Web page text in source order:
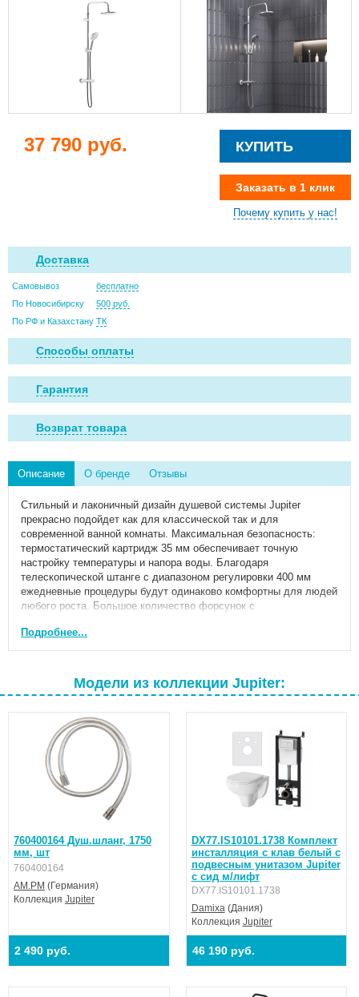
37 790 руб. КУПИТЬ
Заказать в 1 клик
Почему купить у нас!
Доставка
Самовывоз
бесплатно
По Новосибирску
500 руб.
По РФ и Казахстану ТК
Способы оплаты
Гарантия
Возврат товара
Описание О бренде Отзывы
Стильный и лаконичный дизайн душевой системы Jupiter
прекрасно подойдет как для классической так и для
современной ванной комнаты. Максимальная безопасность:
термостатический картридж 35 мм обеспечивает точную
настройку температуры и напора воды. Благодаря
телескопической штанге с диапазоном регулировки 400 мм
ежедневные процедуры будут одинаково комфортны для людей
любого роста. Большое количество форсунок с
равномерными струями обеспечит вам расслабляющий эффект
настоящего домашнего SPA. Переключайте потоки воды между
Угол наклона тропической лейки можно регулировать.
Инновационное покрытие High Gloss надежно защищает
повреждений и сохраняет ювелирный блеск на долгие годы.
Подробнее...
Модели из коллекции Jupiter:
760400164 Душ.шланг, 1750
мм, шт
760400164
AM.PM (Германия)
Коллекция Jupiter
2 490 руб.
DX77.IS10101.1738 Комплект
инсталляция с клав белый с
подвесным унитазом Jupiter
с сид м/лифт
DX77.IS10101.1738
Damixa(Дания)
Коллекция Jupiter
46 190 руб.